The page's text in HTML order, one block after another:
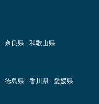
奈良県 和歌山県
徳島県 香川県
愛媛県